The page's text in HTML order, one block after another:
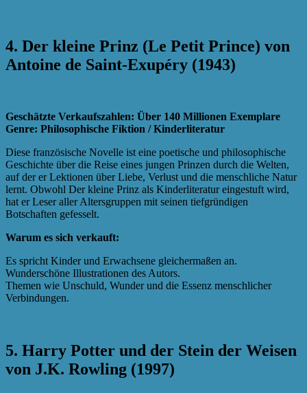
4. Der kleine Prinz (Le Petit Prince) von
Antoine de Saint-Exupéry (1943)
Geschätzte Verkaufszahlen: Über 140 Millionen Exemplare
Genre: Philosophische Fiktion / Kinderliteratur
Diese französische Novelle ist eine poetische und philosophische
Geschichte über die Reise eines jungen Prinzen durch die Welten,
auf der er Lektionen über Liebe, Verlust und die menschliche Natur
lernt. Obwohl Der kleine Prinz als Kinderliteratur eingestuft wird,
hat er Leser aller Altersgruppen mit seinen tiefgründigen
Botschaften gefesselt.
Warum es sich verkauft:
Es spricht Kinder und Erwachsene gleichermaßen an.
Wunderschöne Illustrationen des Autors.
Themen wie Unschuld, Wunder und die Essenz menschlicher
Verbindungen.
5. Harry Potter und der Stein der Weisen
von J.K. Rowling (1997)